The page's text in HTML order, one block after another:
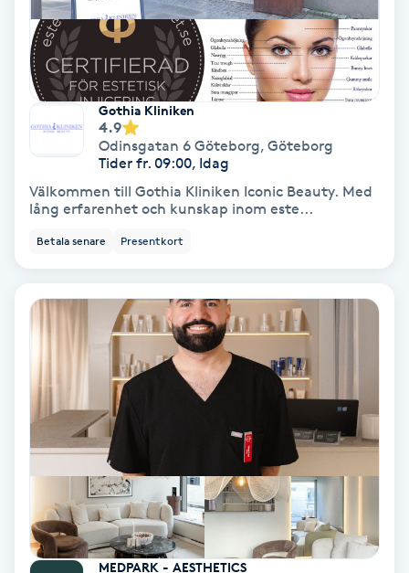
Hårvård
Hälsa
Hälsprickor
Idrottsmassage
IPL hårborttagning
IR-massage
Japansk massage
Katun fransar
Gothia Kliniken
4.9
Odinsgatan 6 Göteborg, Göteborg
Tider fr. 09:00, Idag
Välkommen till Gothia Kliniken Iconic Beauty. Med
lång erfarenhet och kunskap inom este...
Betala senare Presentkort
MEDPARK - AESTHETICS